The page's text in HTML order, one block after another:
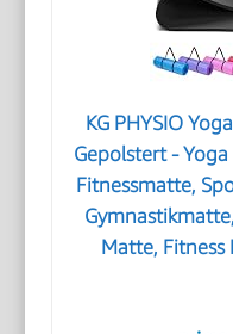
KG PHYSIO
Gepolstert -
Fitnessmatte,
Matte,